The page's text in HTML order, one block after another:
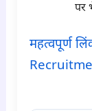
पर
महत्वपूर्ण